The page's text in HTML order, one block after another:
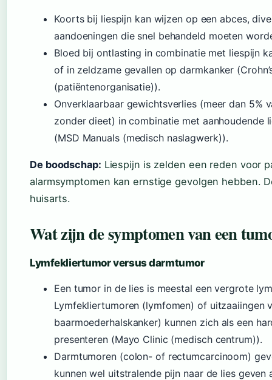
Koorts bij liespijn kan wijzen op een abces,
aandoeningen die snel behandeld moeten
Bloed bij ontlasting in combinatie met liespijn
of in zeldzame gevallen op darmkanker
(patiëntenorganisatie)).
Onverklaarbaar gewichtsverlies (meer dan 5%
zonder dieet) in combinatie met aanhoudende
(MSD Manuals (medisch naslagwerk)).
De boodschap: Liespijn is zelden een reden voor
alarmsymptomen kan ernstige gevolgen hebben.
huisarts.
Wat zijn de symptomen van een
Lymfekliertumor versus darmtumor
Een tumor in de lies is meestal een vergrote
Lymfekliertumoren (lymfomen) of uitzaaiingen
baarmoederhalskanker) kunnen zich als een
presenteren (Mayo Clinic (medisch centrum)).
Darmtumoren (colon- of rectumcarcinoom)
kunnen wel uitstralende pijn naar de lies